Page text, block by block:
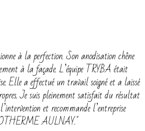
à la perfection. Son anodisation chêne
à la façade. L’équipe TRYBA était
Elle a effectué un travail soigné et a laissé
Je suis pleinement satisfait du résultat
et recommande l’entreprise
AULNAY."